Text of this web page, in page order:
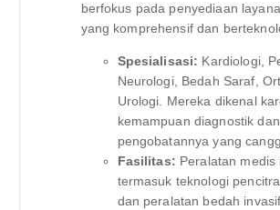
berfokus pada penyediaan
yang komprehensif dan
Spesialisasi: Kardiologi,
Neurologi, Bedah Saraf,
Urologi. Mereka dikenal
kemampuan diagnostik dan
pengobatannya yang
Fasilitas: Peralatan medis
termasuk teknologi
dan peralatan bedah